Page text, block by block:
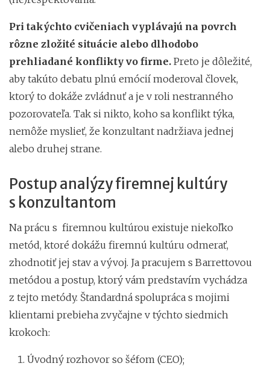
Pri takýchto cvičeniach vyplávajú na povrch
rôzne zložité situácie alebo dlhodobo
prehliadané konflikty vo firme. Preto je dôležité,
aby takúto debatu plnú emócií moderoval človek,
ktorý to dokáže zvládnuť a je v roli nestranného
pozorovateľa. Tak si nikto, koho sa konflikt týka,
nemôže myslieť, že konzultant nadržiava jednej
alebo druhej strane.
Postup analýzy firemnej kultúry
s konzultantom
Na prácu s firemnou kultúrou existuje niekoľko
metód, ktoré dokážu firemnú kultúru odmerať,
zhodnotiť jej stav a vývoj. Ja pracujem s Barrettovou
metódou a postup, ktorý vám predstavím vychádza
z tejto metódy. Štandardná spolupráca s mojimi
klientami prebieha zvyčajne v týchto siedmich
krokoch:
Úvodný rozhovor so šéfom (CEO);